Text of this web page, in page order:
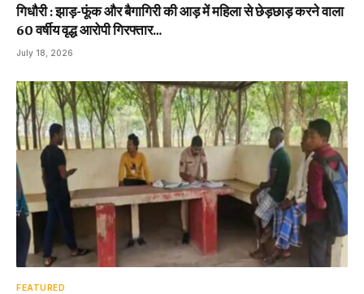
गिधौरी : झाड़-फूंक और बैगागिरी की आड़ में महिला से छेड़छाड़ करने वाला
60 वर्षीय वृद्ध आरोपी गिरफ्तार…
July 18, 2026
FEATURED